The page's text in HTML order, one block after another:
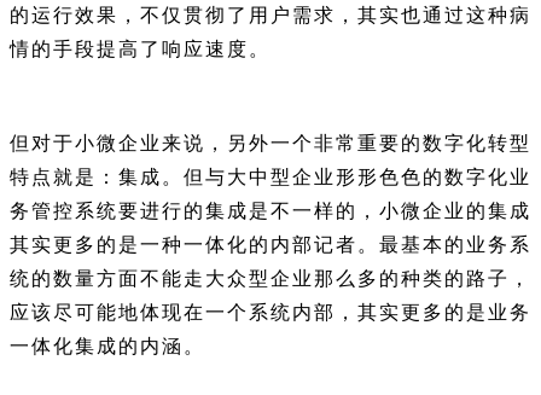
的运行效果，不仅贯彻了用户需求，其实也通过这种病
情的手段提高了响应速度。
但对于小微企业来说，另外一个非常重要的数字化转型
特点就是：集成。但与大中型企业形形色色的数字化业
务管控系统要进行的集成是不一样的，小微企业的集成
其实更多的是一种一体化的内部记者。最基本的业务系
统的数量方面不能走大众型企业那么多的种类的路子，
应该尽可能地体现在一个系统内部，其实更多的是业务
一体化集成的内涵。